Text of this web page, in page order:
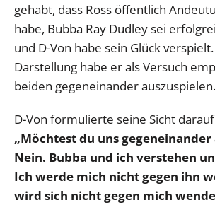
gehabt, dass Ross öffentlich
habe, Bubba Ray Dudley sei
und D-Von habe sein Glück
Darstellung habe er als Versuch
beiden gegeneinander auszuspielen.
D-Von formulierte seine Sicht
„Möchtest du uns gegeneinander
Nein. Bubba und ich verstehen
Ich werde mich nicht gegen ihn
wird sich nicht gegen mich